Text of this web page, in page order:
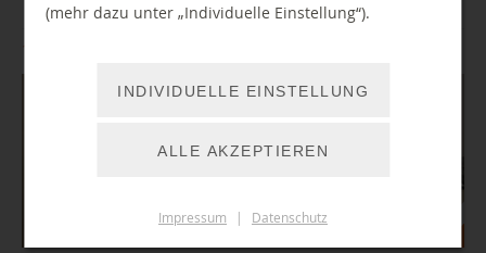
(mehr dazu unter „Individuelle Einstellung“).
INDIVIDUELLE EINSTELLUNG
ALLE AKZEPTIEREN
Impressum | Datenschutz